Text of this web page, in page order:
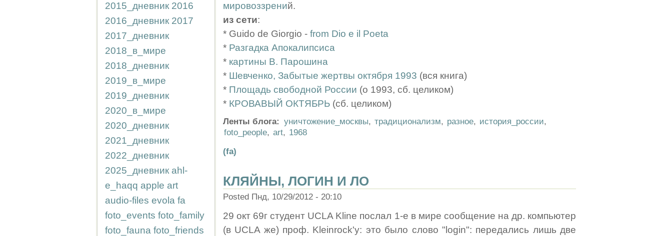
2015_дневник 2016
2016_дневник 2017
2017_дневник
2018_в_мире
2018_дневник
2019_в_мире
2019_дневник
2020_в_мире
2020_дневник
2021_дневник
2022_дневник
2025_дневник ahl-
e_haqq apple art
audio-files evola fa
foto_events foto_family
foto_fauna foto_friends
мировоззрений.
из сети:
* Guido de Giorgio - from Dio e il Poeta
* Разгадка Апокалипсиса
* картины В. Парошина
* Шевченко, Забытые жертвы октября 1993 (вся книга)
* Площадь свободной России (о 1993, сб. целиком)
* КРОВАВЫЙ ОКТЯБРЬ (сб. целиком)
Ленты блога: уничтожение_москвы, традиционализм, разное, история_россии,
foto_people, art, 1968
(fa)
КЛЯЙНЫ, ЛОГИН И ЛО
Posted Пнд, 10/29/2012 - 20:10
29 окт 69г студент UCLA Kline послал 1-е в мире сообщение на др. компьютер
(в UCLA же) проф. Kleinrock'у: это было слово "login": передались лишь две